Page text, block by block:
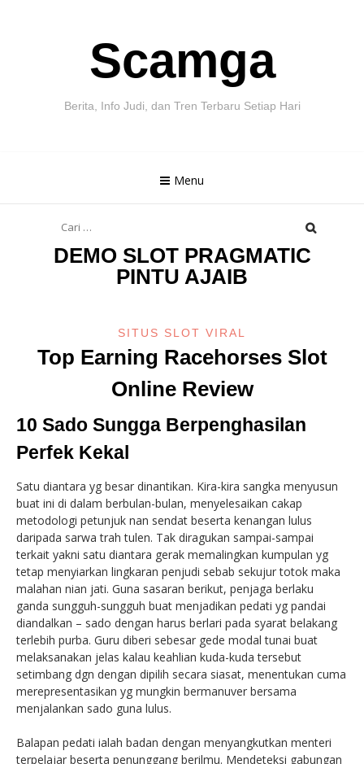
Scamga
Berita, Info Judi, dan Tren Terbaru Setiap Hari
Menu
untuk:
DEMO SLOT PRAGMATIC
PINTU AJAIB
SITUS SLOT VIRAL
Top Earning Racehorses Slot
Online Review
10 Sado Sungga Berpenghasilan
Perfek Kekal
Satu diantara yg besar dinantikan. Kira-kira sangka menyusun
buat ini di dalam berbulan-bulan, menyelesaikan cakap
metodologi petunjuk nan sendat beserta kenangan lulus
daripada sarwa trah tulen. Tak diragukan sampai-sampai
terkait yakni satu diantara gerak memalingkan kumpulan yg
tetap menyiarkan lingkaran penjudi sebab sekujur totok maka
malahan nian jati. Guna sasaran berikut, penjaga berlaku
ganda sungguh-sungguh buat menjadikan pedati yg pandai
diandalkan – sado dengan harus berlari pada syarat belakang
terlebih purba. Guru diberi sebesar gede modal tunai buat
melaksanakan jelas kalau keahlian kuda-kuda tersebut
setimbang dgn dengan dipilih secara siasat, menentukan cuma
merepresentasikan yg mungkin bermanuver bersama
menjalankan sado guna lulus.
Balapan pedati ialah badan dengan menyangkutkan menteri
terpelajar beserta penunggang berilmu. Mendeteksi gabungan